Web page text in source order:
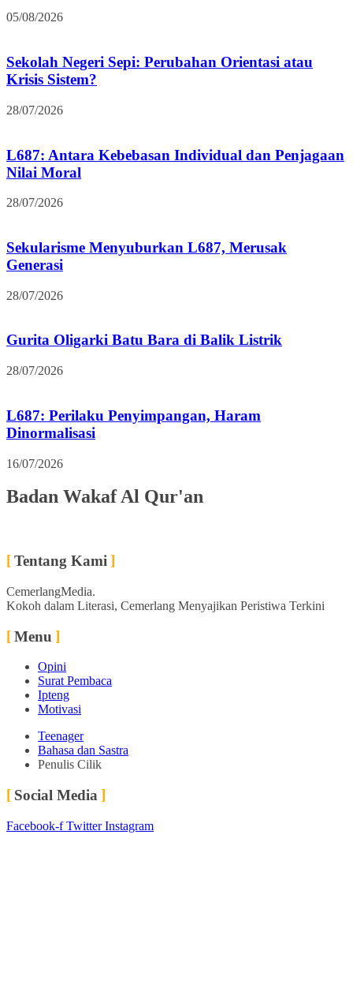
05/08/2026
Sekolah Negeri Sepi: Perubahan Orientasi atau
Krisis Sistem?
28/07/2026
L687: Antara Kebebasan Individual dan Penjagaan
Nilai Moral
28/07/2026
Sekularisme Menyuburkan L687, Merusak
Generasi
28/07/2026
Gurita Oligarki Batu Bara di Balik Listrik
28/07/2026
L687: Perilaku Penyimpangan, Haram
Dinormalisasi
16/07/2026
Badan Wakaf Al Qur'an
Tentang Kami
CemerlangMedia.
Kokoh dalam Literasi, Cemerlang Menyajikan Peristiwa Terkini
Menu
Opini
Surat Pembaca
Ipteng
Motivasi
Teenager
Bahasa dan Sastra
Penulis Cilik
Social Media
Facebook-f Twitter Instagram